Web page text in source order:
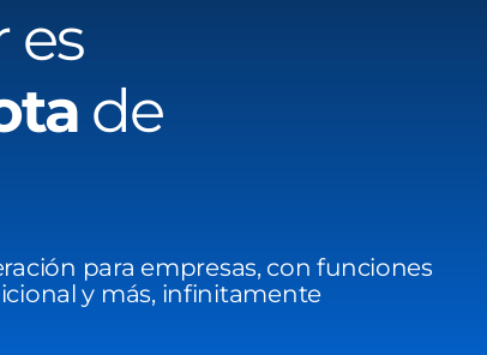
es
de
para empresas, con funciones
y más, infinitamente